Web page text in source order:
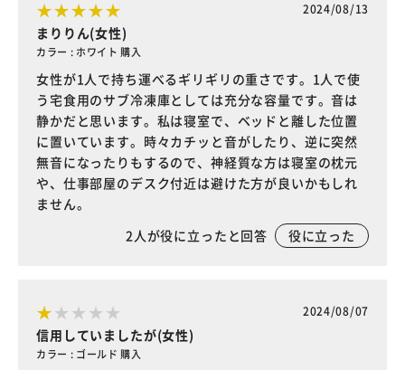
2024/08/13
まりりん(女性)
カラー : ホワイト 購入
女性が1人で持ち運べるギリギリの重さです。1人で使
う宅食用のサブ冷凍庫としては充分な容量です。音は
静かだと思います。私は寝室で、ベッドと離した位置
に置いています。時々カチッと音がしたり、逆に突然
無音になったりもするので、神経質な方は寝室の枕元
や、仕事部屋のデスク付近は避けた方が良いかもしれ
ません。
2人が役に立ったと回答 役に立った
2024/08/07
信用していましたが(女性)
カラー : ゴールド 購入